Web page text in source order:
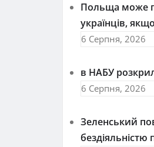
Польща може
українців,
6 Серпня, 2026
в НАБУ
6 Серпня, 2026
Зеленський
бездіяльністю